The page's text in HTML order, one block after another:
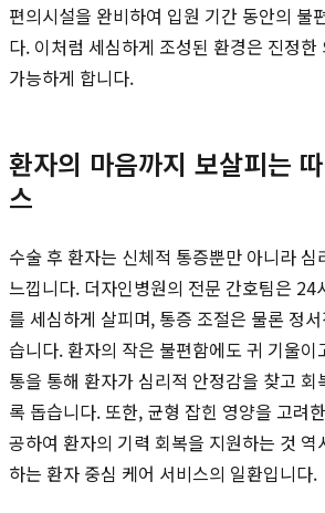
편의시설을 완비하여 입원 기간 동안의 불
다. 이처럼 세심하게 조성된 환경은 진정한
가능하게 합니다.
환자의 마음까지 보살피는
스
수술 후 환자는 신체적 통증뿐만 아니라 심
느낍니다. 더자인병원의 전문 간호팀은 24
를 세심하게 살피며, 통증 조절은 물론 정
습니다. 환자의 작은 불편함에도 귀 기울
통을 통해 환자가 심리적 안정감을 찾고
록 돕습니다. 또한, 균형 잡힌 영양을 고려
공하여 환자의 기력 회복을 지원하는 것
하는 환자 중심 케어 서비스의 일환입니다.